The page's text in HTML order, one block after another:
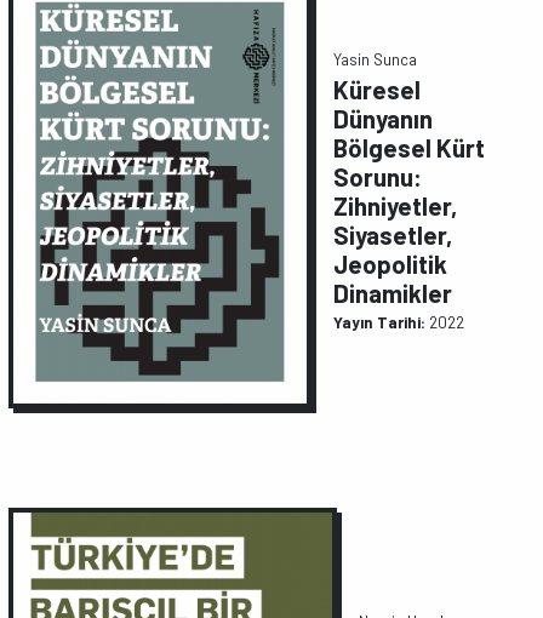
Yasin Sunca
Küresel
Dünyanın
Bölgesel Kürt
Sorunu:
Zihniyetler,
Siyasetler,
Jeopolitik
Dinamikler
Yayın Tarihi: 2022